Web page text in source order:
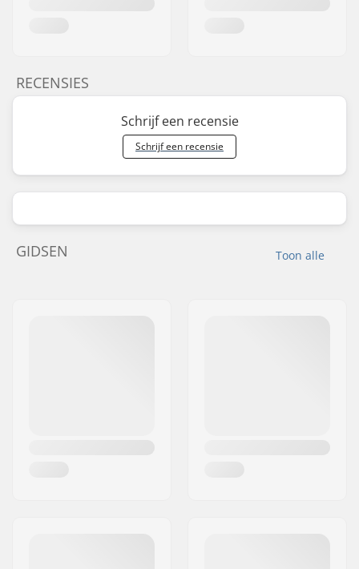
RECENSIES
Schrijf een recensie
Schrijf een recensie
Toon alle
GIDSEN